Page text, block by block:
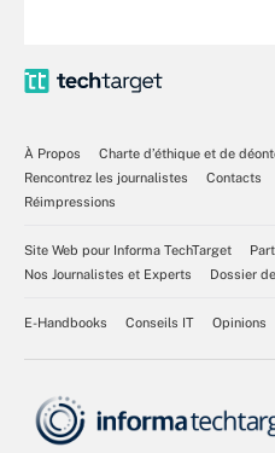
À Propos
Charte d’éthique et de
Rencontrez les journalistes
Contacts
Réimpressions
Site Web pour Informa TechTarget
Nos Journalistes et Experts
Dossier
E-Handbooks Conseils IT Opinions